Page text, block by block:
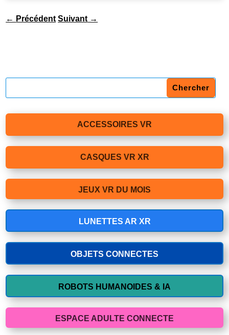
← Précédent Suivant →
ACCESSOIRES VR
CASQUES VR XR
JEUX VR DU MOIS
LUNETTES AR XR
OBJETS CONNECTES
ROBOTS HUMANOIDES & IA
ESPACE ADULTE CONNECTE